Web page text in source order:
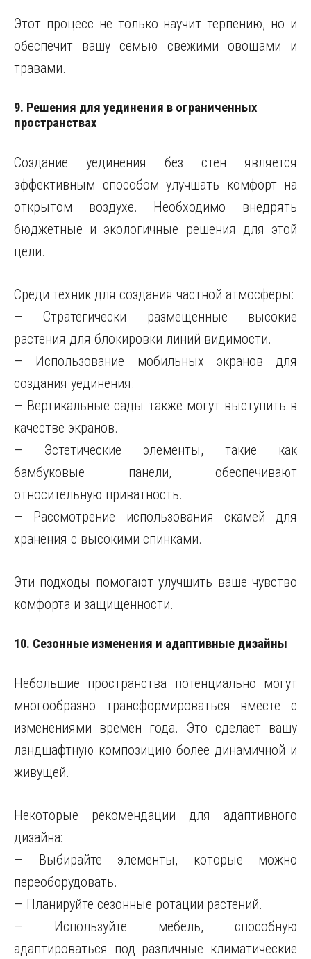
Этот процесс не только научит терпению, но и
обеспечит вашу семью свежими овощами и
травами.
9. Решения для уединения в ограниченных
пространствах
Создание уединения без стен является
эффективным способом улучшать комфорт на
открытом воздухе. Необходимо внедрять
бюджетные и экологичные решения для этой
цели.
Среди техник для создания частной атмосферы:
— Стратегически размещенные высокие
растения для блокировки линий видимости.
— Использование мобильных экранов для
создания уединения.
— Вертикальные сады также могут выступить в
качестве экранов.
— Эстетические элементы, такие как
бамбуковые панели, обеспечивают
относительную приватность.
— Рассмотрение использования скамей для
хранения с высокими спинками.
Эти подходы помогают улучшить ваше чувство
комфорта и защищенности.
10. Сезонные изменения и адаптивные дизайны
Небольшие пространства потенциально могут
многообразно трансформироваться вместе с
изменениями времен года. Это сделает вашу
ландшафтную композицию более динамичной и
живущей.
Некоторые рекомендации для адаптивного
дизайна:
— Выбирайте элементы, которые можно
переоборудовать.
— Планируйте сезонные ротации растений.
— Используйте мебель, способную
адаптироваться под различные климатические